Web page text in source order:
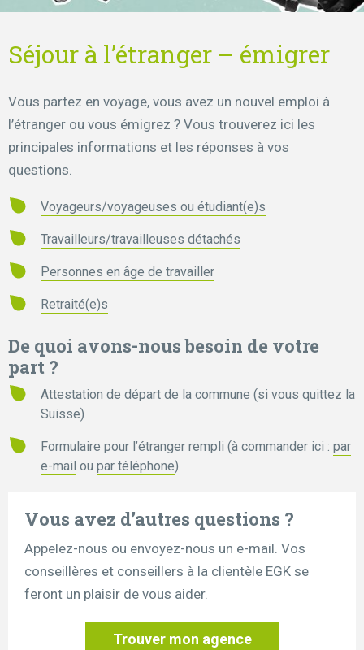
Séjour à l’étranger – émigrer
Vous partez en voyage, vous avez un nouvel emploi à
l’étranger ou vous émigrez ? Vous trouverez ici les
principales informations et les réponses à vos
questions.
Voyageurs/voyageuses ou étudiant(e)s
Travailleurs/travailleuses détachés
Personnes en âge de travailler
Retraité(e)s
De quoi avons-nous besoin de votre
part ?
Attestation de départ de la commune (si vous quittez la
Suisse)
Formulaire pour l’étranger rempli (à commander ici : par
e-mail ou par téléphone)
Vous avez d’autres questions ?
Appelez-nous ou envoyez-nous un e-mail. Vos
conseillères et conseillers à la clientèle EGK se
feront un plaisir de vous aider.
Trouver mon agence